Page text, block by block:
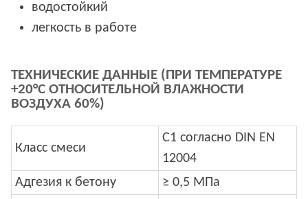
водостойкий
легкость в работе
ТЕХНИЧЕСКИЕ ДАННЫЕ (ПРИ ТЕМПЕРАТУРЕ
+20°C ОТНОСИТЕЛЬНОЙ ВЛАЖНОСТИ
ВОЗДУХА 60%)
Класс смеси
С1 согласно DIN EN
12004
Адгезия к бетону
≥ 0,5 МПа